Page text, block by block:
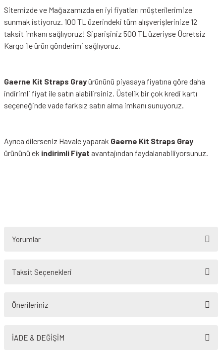
Sitemizde ve Mağazamızda en iyi fiyatları müşterilerimize
sunmak istiyoruz. 100 TL üzerindeki tüm alışverişlerinize 12
taksit imkanı sağlıyoruz! Siparişiniz 500 TL üzeriyse Ücretsiz
Kargo ile ürün gönderimi sağlıyoruz.
Gaerne Kit Straps Grayürününü piyasaya fiyatına göre daha
indirimli fiyat ile satın alabilirsiniz. Üstelik bir çok kredi kartı
seçeneğinde vade farksız satın alma imkanı sunuyoruz.
Ayrıca dilerseniz Havale yaparak Gaerne Kit Straps Gray
ürününü ek indirimli Fiyat avantajından faydalanabiliyorsunuz.
Yorumlar
Taksit Seçenekleri
Önerileriniz
yetersiz gördüğünüz noktaları öneri formunu kullanarak tarafımıza
İADE & DEĞİŞİM